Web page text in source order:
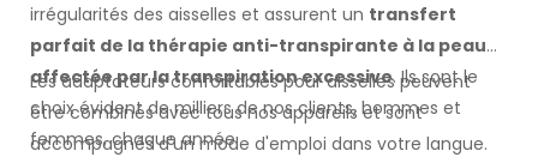
irrégularités des aisselles et assurent un transfert
parfait de la thérapie anti-transpirante à la peau
affectée par la transpiration excessive. Ils sont le
choix évident de milliers de nos clients, hommes et
femmes, chaque année.
Les adaptateurs confortables pouraisselles peuvent
être combinés avectousnos appareils et sont
accompagnés d'un mode d'emploi dans votre langue.